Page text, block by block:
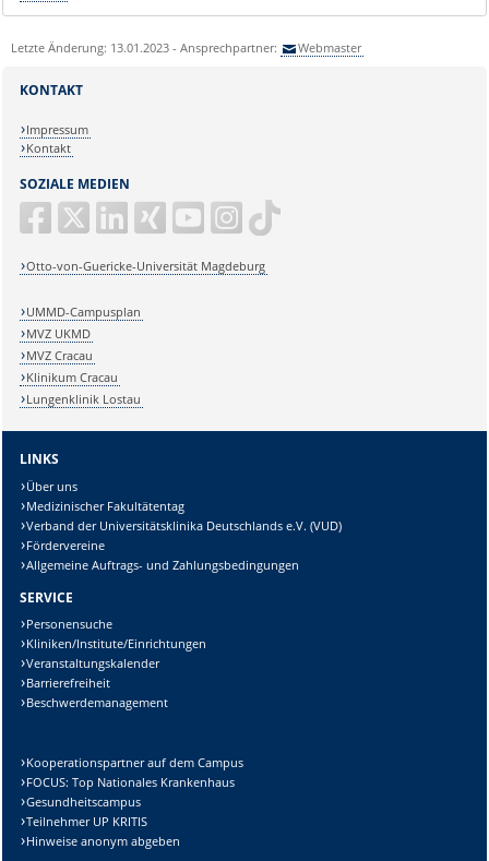
Letzte Änderung: 13.01.2023 - Ansprechpartner: Webmaster
SOZIALE MEDIEN
Otto-von-Guericke-Universität Magdeburg
KONTAKT
Impressum
Kontakt
UMMD-Campusplan
MVZ UKMD
MVZ Cracau
Klinikum Cracau
Lungenklinik Lostau
LINKS
Über uns
Medizinischer Fakultätentag
Verband der Universitätsklinika Deutschlands e.V. (VUD)
Fördervereine
Allgemeine Auftrags- und Zahlungsbedingungen
SERVICE
Personensuche
Kliniken/Institute/Einrichtungen
Veranstaltungskalender
Barrierefreiheit
Beschwerdemanagement
Kooperationspartner auf dem Campus
FOCUS: Top Nationales Krankenhaus
Gesundheitscampus
Teilnehmer UP KRITIS
Hinweise anonym abgeben